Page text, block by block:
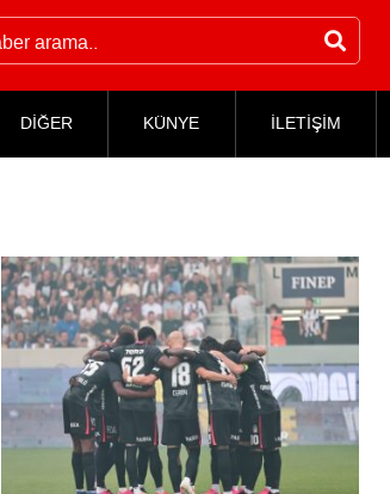
DİĞER KÜNYE İLETİŞİM